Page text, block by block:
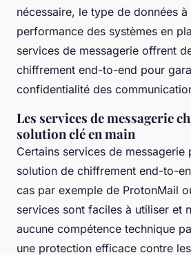
nécessaire, le type de données
performance des systèmes en
services de messagerie offrent
chiffrement end-to-end pour
confidentialité des
Les services de messagerie
solution clé en main
Certains services de messagerie
solution de chiffrement end-to-
cas par exemple de ProtonMail
services sont faciles à utiliser et
aucune compétence technique
une protection efficace contre